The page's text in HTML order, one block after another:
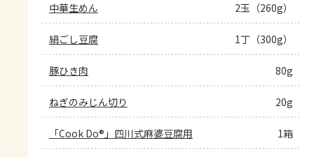
中華生めん 2玉（260g）
絹ごし豆腐 1丁（300g）
豚ひき肉 80g
ねぎのみじん切り 20g
「Cook Do®」四川式麻婆豆腐用 1箱